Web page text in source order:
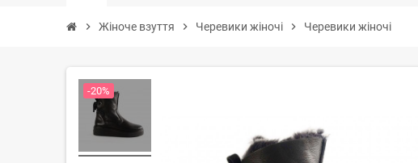
chevron_right Жіноче взуття chevron_right Черевики жіночі chevron_right Черевики жіночі
-20%